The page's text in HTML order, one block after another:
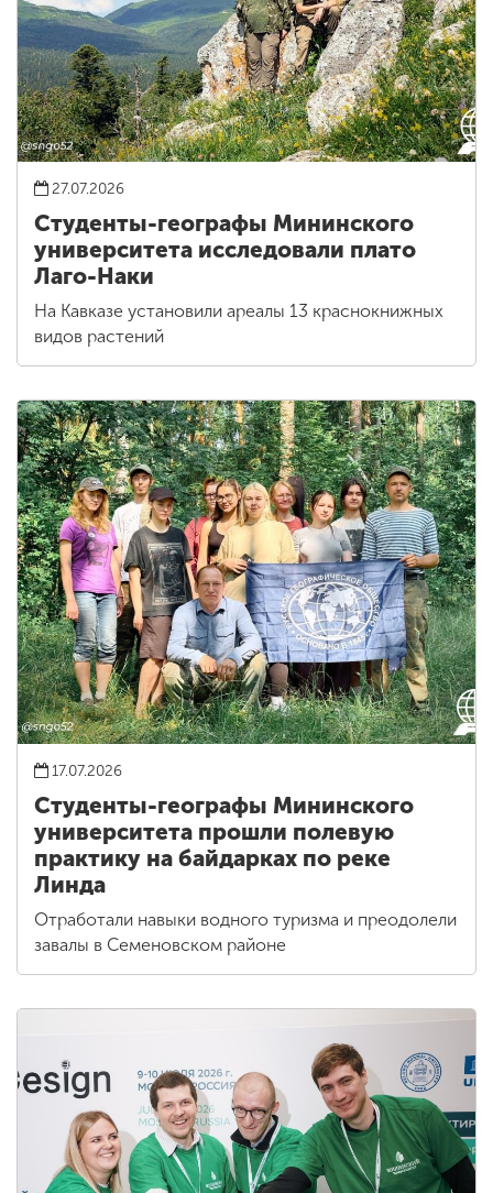
27.07.2026
Студенты-географы Мининского
университета исследовали плато
Лаго-Наки
На Кавказе установили ареалы 13 краснокнижных
видов растений
17.07.2026
Студенты-географы Мининского
университета прошли полевую
практику на байдарках по реке
Линда
Отработали навыки водного туризма и преодолели
завалы в Семеновском районе